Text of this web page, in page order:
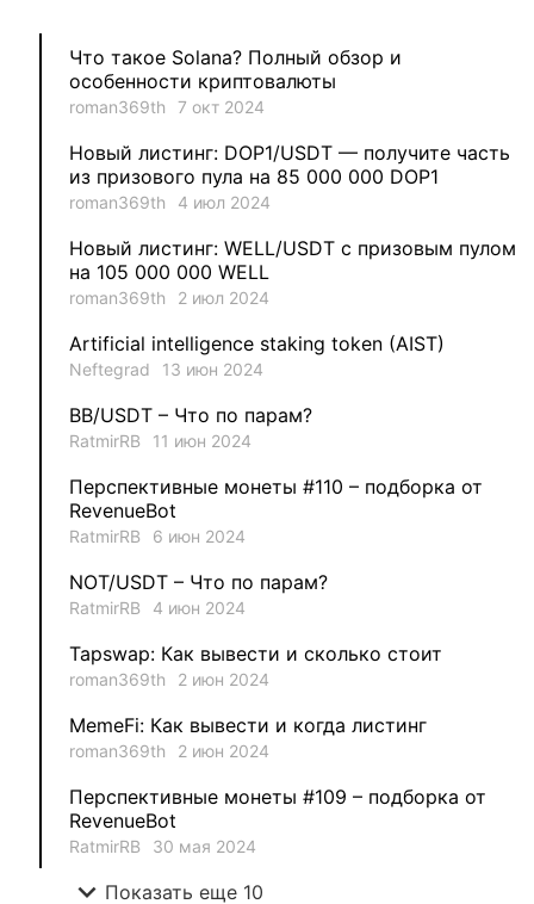
Evgeniy 3
aleksandr-es 2
Jevick 1
MysticalEnergyNFT 1
DecimalChain 1
Ksenia 1
METAMINECRAFT
Kate_AAX 1
Что такое Solana? Полный обзор и
особенности криптовалюты
roman369th 7 окт 2024
Новый листинг: DOP1/USDT — получите часть
из призового пула на 85 000 000 DOP1
roman369th 4 июл 2024
Новый листинг: WELL/USDT с призовым пулом
на 105 000 000 WELL
roman369th 2 июл 2024
Artificial intelligence staking token (AIST)
Neftegrad 13 июн 2024
BB/USDT – Что по парам?
RatmirRB 11 июн 2024
Перспективные монеты #110 – подборка от
RevenueBot
RatmirRB 6 июн 2024
NOT/USDT – Что по парам?
RatmirRB 4 июн 2024
Tapswap: Как вывести и сколько стоит
roman369th 2 июн 2024
MemeFi: Как вывести и когда листинг
roman369th 2 июн 2024
Перспективные монеты #109 – подборка от
RevenueBot
RatmirRB 30 мая 2024
expand_more Показать еще 10